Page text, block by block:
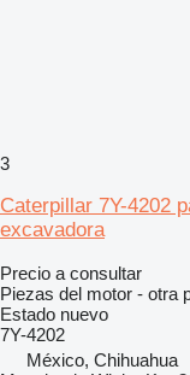
3
Caterpillar 7Y-4202
excavadora
Precio a consultar
Piezas del motor - otra
Estado nuevo
7Y-4202
México, Chihuahua